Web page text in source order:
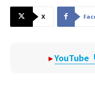
X
▸YouTube